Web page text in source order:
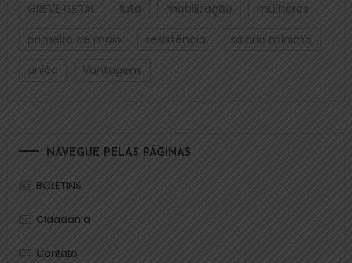
GREVE GERAL
luta mobilização
mulheres
primeiro de maio
resistência
salário mínimo
união
Vantagens
NAVEGUE PELAS PÁGINAS
BOLETINS
Cidadania
Contato